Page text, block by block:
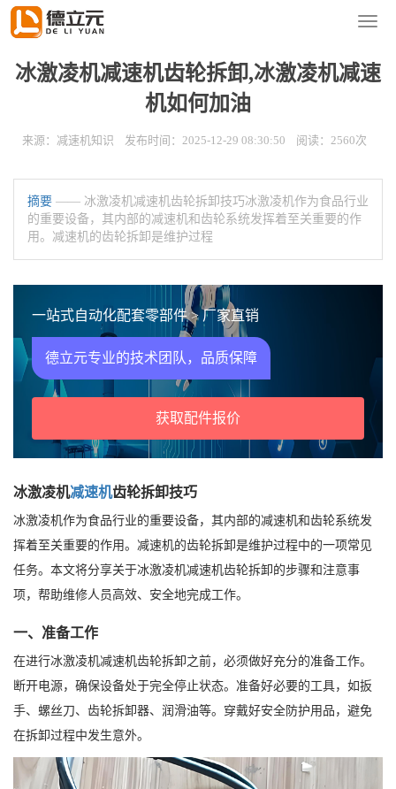
导
单
您的位置：首页
冰激凌机减速机齿轮拆卸,冰激凌机减速
机如何加油
来源：减速机知识 发布时间：2025-12-29 08:30:50 阅读：2560次
摘要 —— 冰激凌机减速机齿轮拆卸技巧冰激凌机作为食品行业
的重要设备，其内部的减速机和齿轮系统发挥着至关重要的作
用。减速机的齿轮拆卸是维护过程
一站式自动化配套零部件 > 厂家直销
德立元专业的技术团队，品质保障
获取配件报价
冰激凌机减速机齿轮拆卸技巧
冰激凌机作为食品行业的重要设备，其内部的减速机和齿轮系统发
挥着至关重要的作用。减速机的齿轮拆卸是维护过程中的一项常见
任务。本文将分享关于冰激凌机减速机齿轮拆卸的步骤和注意事
项，帮助维修人员高效、安全地完成工作。
一、准备工作
在进行冰激凌机减速机齿轮拆卸之前，必须做好充分的准备工作。
断开电源，确保设备处于完全停止状态。准备好必要的工具，如扳
手、螺丝刀、齿轮拆卸器、润滑油等。穿戴好安全防护用品，避免
在拆卸过程中发生意外。